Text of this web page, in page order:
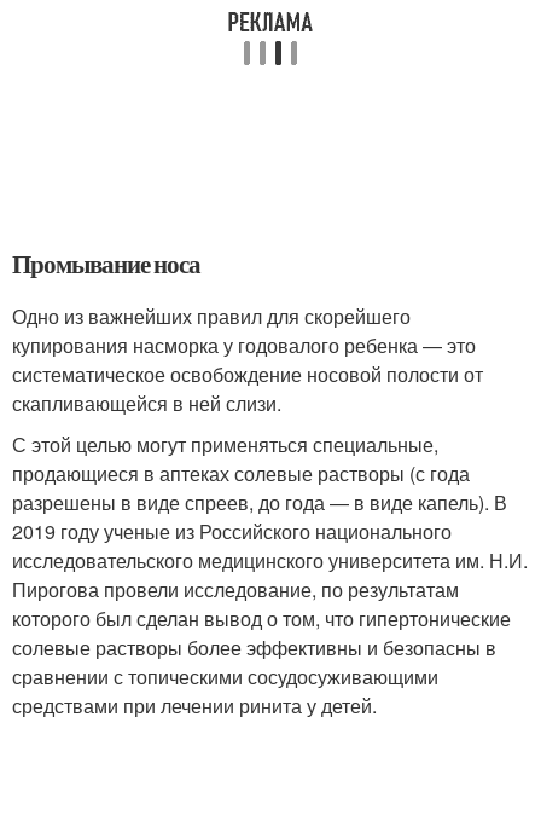
Промывание носа
Одно из важнейших правил для скорейшего
купирования насморка у годовалого ребенка — это
систематическое освобождение носовой полости от
скапливающейся в ней слизи.
С этой целью могут применяться специальные,
продающиеся в аптеках солевые растворы (с года
разрешены в виде спреев, до года — в виде капель). В
2019 году ученые из Российского национального
исследовательского медицинского университета им. Н.И.
Пирогова провели исследование, по результатам
которого был сделан вывод о том, что гипертонические
солевые растворы более эффективны и безопасны в
сравнении с топическими сосудосуживающими
средствами при лечении ринита у детей.